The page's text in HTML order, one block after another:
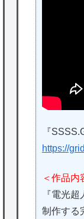
『
https://
＜作品内
『電光
制作する